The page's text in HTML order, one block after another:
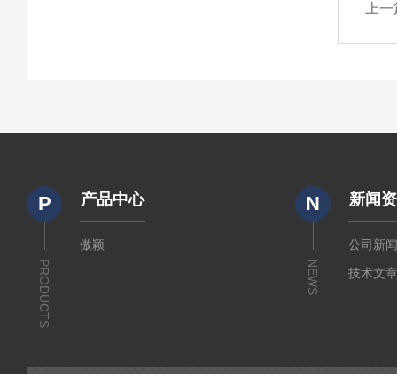
上
P
PRODUCTS
产品中心
傲颖
N
NEWS
新闻
公司新
技术文